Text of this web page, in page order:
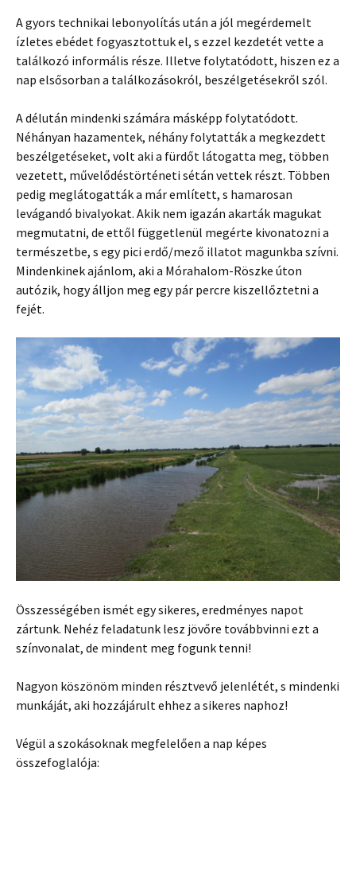
A gyors technikai lebonyolítás után a jól megérdemelt
ízletes ebédet fogyasztottuk el, s ezzel kezdetét vette a
találkozó informális része. Illetve folytatódott, hiszen ez a
nap elsősorban a találkozásokról, beszélgetésekről szól.
A délután mindenki számára másképp folytatódott.
Néhányan hazamentek, néhány folytatták a megkezdett
beszélgetéseket, volt aki a fürdőt látogatta meg, többen
vezetett, művelődéstörténeti sétán vettek részt. Többen
pedig meglátogatták a már említett, s hamarosan
levágandó bivalyokat. Akik nem igazán akarták magukat
megmutatni, de ettől függetlenül megérte kivonatozni a
természetbe, s egy pici erdő/mező illatot magunkba szívni.
Mindenkinek ajánlom, aki a Mórahalom-Röszke úton
autózik, hogy álljon meg egy pár percre kiszellőztetni a
fejét.
Összességében ismét egy sikeres, eredményes napot
zártunk. Nehéz feladatunk lesz jövőre továbbvinni ezt a
színvonalat, de mindent meg fogunk tenni!
Nagyon köszönöm minden résztvevő jelenlétét, s mindenki
munkáját, aki hozzájárult ehhez a sikeres naphoz!
Végül a szokásoknak megfelelően a nap képes
összefoglalója: